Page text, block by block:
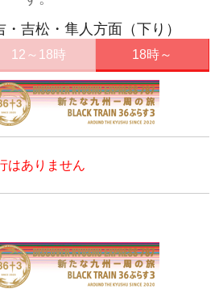
吉松・隼人方面（下り）
12～18時 18時～
はありません